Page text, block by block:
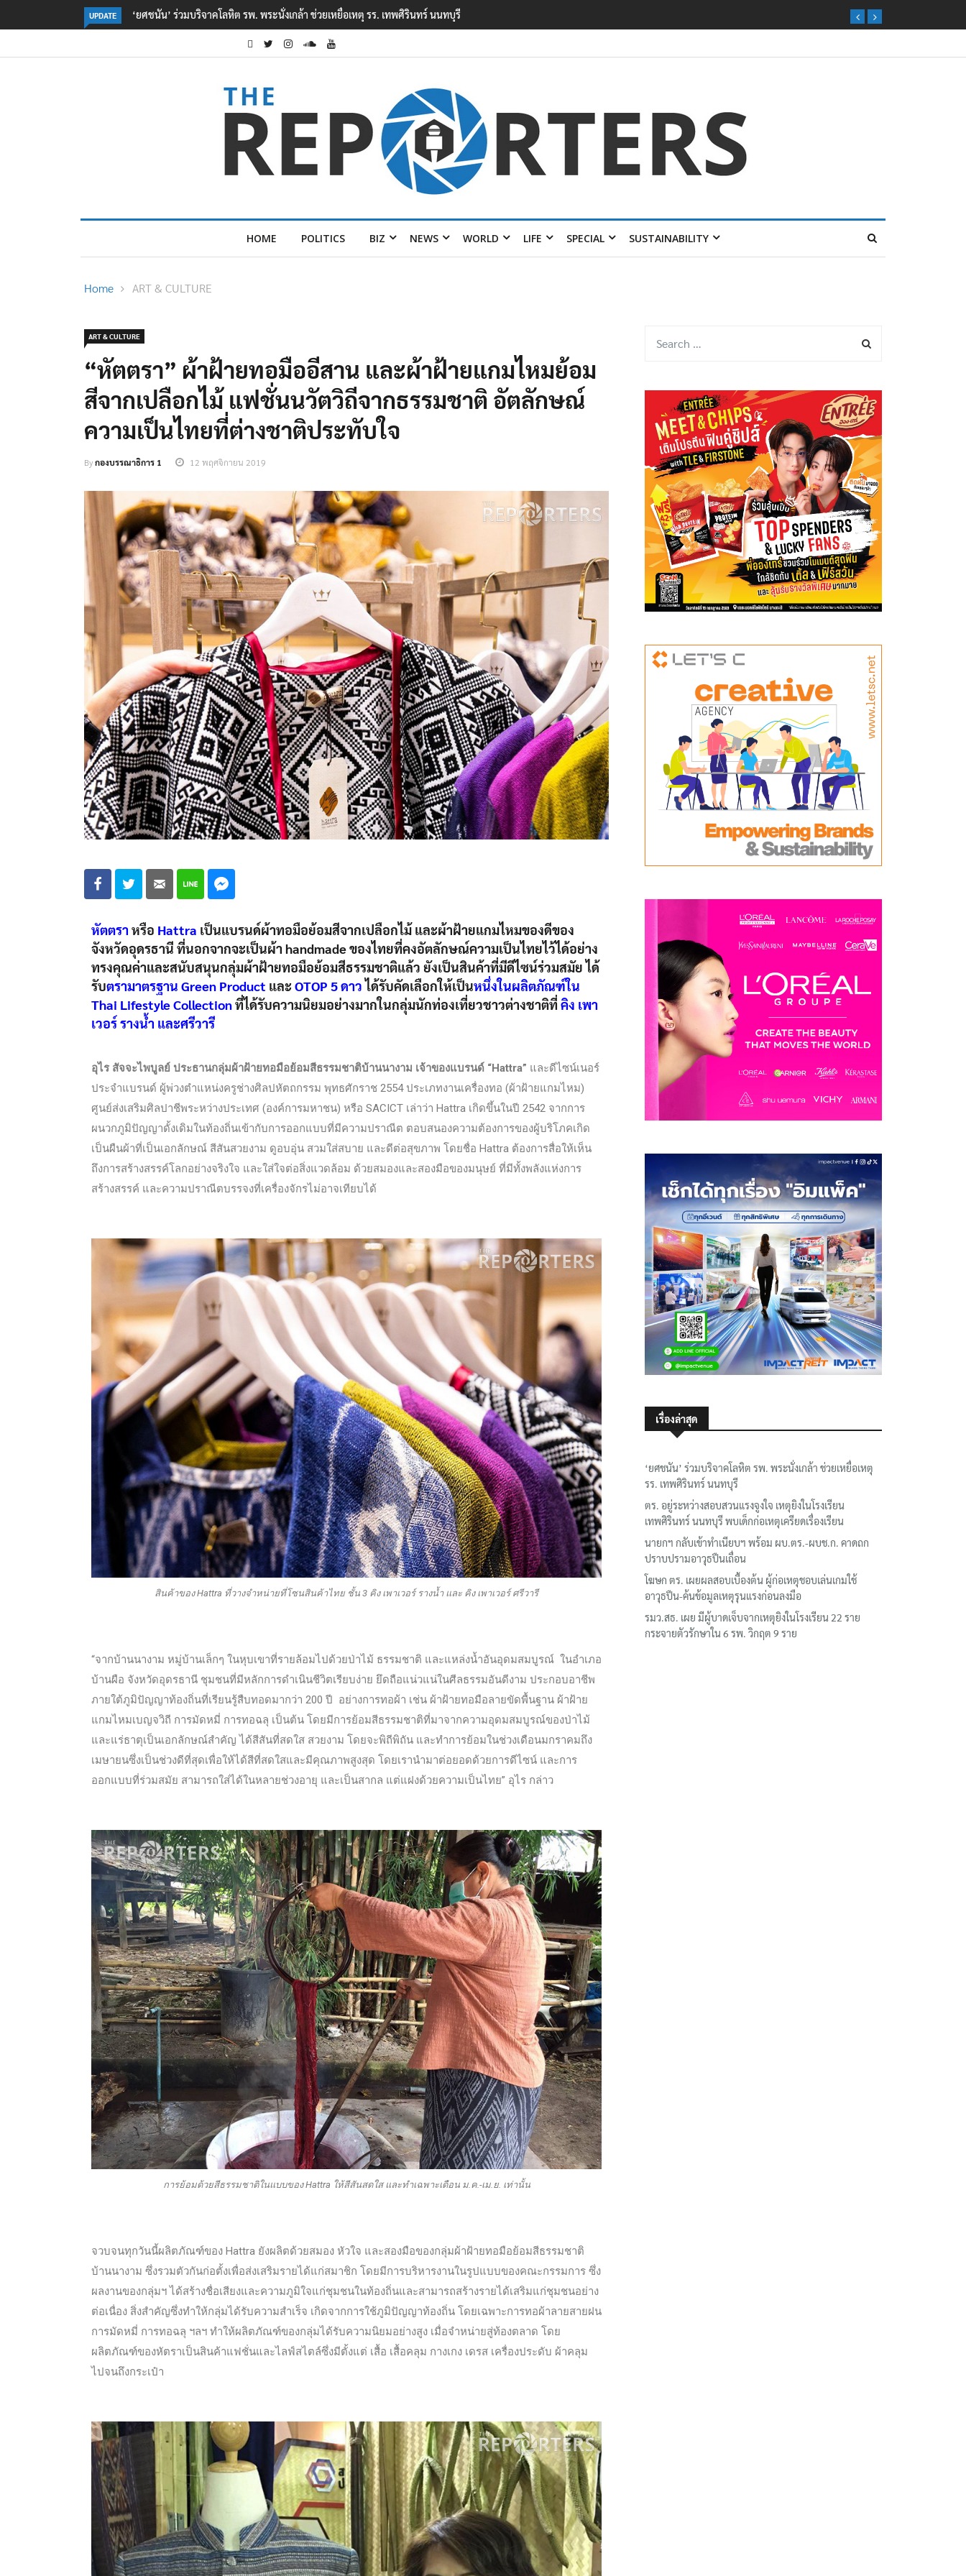
UPDATE ตร. อยู่ระหว่างสอบสวนแรงจูงใจ เหตุยิงในโรงเรียนเทพศิรินทร์ นนทบุรี พบเด็กก่อเหตุเครียดเรื่องเรียน
HOME POLITICS BIZ NEWS WORLD LIFE SPECIAL SUSTAINABILITY
Home ART & CULTURE
ART & CULTURE
“หัตตรา” ผ้าฝ้ายทอมืออีสาน และผ้าฝ้ายแกมไหมย้อม
สีจากเปลือกไม้ แฟชั่นนวัตวิถีจากธรรมชาติ อัตลักษณ์
ความเป็นไทยที่ต่างชาติประทับใจ
Byกองบรรณาธิการ 1 12 พฤศจิกายน 2019
หัตตรา หรือ Hattra เป็นแบรนด์ผ้าทอมือย้อมสีจากเปลือกไม้ และผ้าฝ้ายแกมไหมของดีของ
จังหวัดอุดรธานี ที่นอกจากจะเป็นผ้า handmade ของไทยที่คงอัตลักษณ์ความเป็นไทยไว้ได้อย่าง
ทรงคุณค่าและสนับสนุนกลุ่มผ้าฝ้ายทอมือย้อมสีธรรมชาติแล้ว ยังเป็นสินค้าที่มีดีไซน์ร่วมสมัย ได้
รับตรามาตรฐาน Green Product และOTOP 5 ดาวได้รับคัดเลือกให้เป็นหนึ่งในผลิตภัณฑ์ใน
Thai Lifestyle Collectionที่ได้รับความนิยมอย่างมากในกลุ่มนักท่องเที่ยวชาวต่างชาติที่ คิง เพา
เวอร์ รางน้ำ และศรีวารี
อุไร สัจจะไพบูลย์ ประธานกลุ่มผ้าฝ้ายทอมือย้อมสีธรรมชาติบ้านนางาม เจ้าของแบรนด์ “Hattra” และดีไซน์เนอร์
ประจำแบรนด์ ผู้พ่วงตำแหน่งครูช่างศิลปหัตถกรรม พุทธศักราช 2554 ประเภทงานเครื่องทอ (ผ้าฝ้ายแกมไหม)
ศูนย์ส่งเสริมศิลปาชีพระหว่างประเทศ (องค์การมหาชน) หรือ SACICT เล่าว่า Hattra เกิดขึ้นในปี 2542 จากการ
ผนวกภูมิปัญญาดั้งเดิมในท้องถิ่นเข้ากับการออกแบบที่มีความปราณีต ตอบสนองความต้องการของผู้บริโภคเกิด
เป็นผืนผ้าที่เป็นเอกลักษณ์ สีสันสวยงาม ดูอบอุ่น สวมใส่สบาย และดีต่อสุขภาพ โดยชื่อ Hattra ต้องการสื่อให้เห็น
ถึงการสร้างสรรค์โลกอย่างจริงใจ และใส่ใจต่อสิ่งแวดล้อม ด้วยสมองและสองมือของมนุษย์ ที่มีทั้งพลังแห่งการ
สร้างสรรค์ และความปราณีตบรรจงที่เครื่องจักรไม่อาจเทียบได้
สินค้าของ Hattra ที่วางจำหน่ายที่โซนสินค้าไทย ชั้น 3 คิง เพาเวอร์ รางน้ำ และ คิง เพาเวอร์ ศรีวารี
“จากบ้านนางาม หมู่บ้านเล็กๆ ในหุบเขาที่รายล้อมไปด้วยป่าไม้ ธรรมชาติ และแหล่งน้ำอันอุดมสมบูรณ์ ในอำเภอ
บ้านผือ จังหวัดอุดรธานี ชุมชนที่มีหลักการดำเนินชีวิตเรียบง่าย ยึดถือแน่วแน่ในศีลธรรมอันดีงาม ประกอบอาชีพ
ภายใต้ภูมิปัญญาท้องถิ่นที่เรียนรู้สืบทอดมากว่า 200 ปี อย่างการทอผ้า เช่น ผ้าฝ้ายทอมือลายขัดพื้นฐาน ผ้าฝ้าย
แกมไหมเบญจวิถี การมัดหมี่ การทอฉลุ เป็นต้น โดยมีการย้อมสีธรรมชาติที่มาจากความอุดมสมบูรณ์ของป่าไม้
และแร่ธาตุเป็นเอกลักษณ์สำคัญ ได้สีสันที่สดใส สวยงาม โดยจะพิถีพิถัน และทำการย้อมในช่วงเดือนมกราคมถึง
เมษายนซึ่งเป็นช่วงดีที่สุดเพื่อให้ได้สีที่สดใสและมีคุณภาพสูงสุด โดยเรานำมาต่อยอดด้วยการดีไซน์ และการ
ออกแบบที่ร่วมสมัย สามารถใส่ได้ในหลายช่วงอายุ และเป็นสากล แต่แฝงด้วยความเป็นไทย” อุไร กล่าว
การย้อมด้วยสีธรรมชาติในแบบของ Hattra ให้สีสันสดใส และทำเฉพาะเดือน ม.ค.-เม.ย. เท่านั้น
จวบจนทุกวันนี้ผลิตภัณฑ์ของ Hattra ยังผลิตด้วยสมอง หัวใจ และสองมือของกลุ่มผ้าฝ้ายทอมือย้อมสีธรรมชาติ
บ้านนางาม ซึ่งรวมตัวกันก่อตั้งเพื่อส่งเสริมรายได้แก่สมาชิก โดยมีการบริหารงานในรูปแบบของคณะกรรมการ ซึ่ง
ผลงานของกลุ่มฯ ได้สร้างชื่อเสียงและความภูมิใจแก่ชุมชนในท้องถิ่นและสามารถสร้างรายได้เสริมแก่ชุมชนอย่าง
ต่อเนื่อง สิ่งสำคัญซึ่งทำให้กลุ่มได้รับความสำเร็จ เกิดจากการใช้ภูมิปัญญาท้องถิ่น โดยเฉพาะการทอผ้าลายสายฝน
การมัดหมี่ การทอฉลุ ฯลฯ ทำให้ผลิตภัณฑ์ของกลุ่มได้รับความนิยมอย่างสูง เมื่อจำหน่ายสู่ท้องตลาด โดย
ผลิตภัณฑ์ของหัตราเป็นสินค้าแฟชั่นและไลฟ์สไตล์ซึ่งมีตั้งแต่ เสื้อ เสื้อคลุม กางเกง เดรส เครื่องประดับ ผ้าคลุม
ไปจนถึงกระเป๋า
เรื่องล่าสุด
‘ยศชนัน’ ร่วมบริจาคโลหิต รพ. พระนั่งเกล้า ช่วยเหยื่อเหตุ
รร. เทพศิรินทร์ นนทบุรี
ตร. อยู่ระหว่างสอบสวนแรงจูงใจ เหตุยิงในโรงเรียน
เทพศิรินทร์ นนทบุรี พบเด็กก่อเหตุเครียดเรื่องเรียน
นายกฯ กลับเข้าทำเนียบฯ พร้อม ผบ.ตร.-ผบช.ก. คาดถก
ปราบปรามอาวุธปืนเถื่อน
โฆษก ตร. เผยผลสอบเบื้องต้น ผู้ก่อเหตุชอบเล่นเกมใช้
อาวุธปืน-ค้นข้อมูลเหตุรุนแรงก่อนลงมือ
รมว.สธ. เผย มีผู้บาดเจ็บจากเหตุยิงในโรงเรียน 22 ราย
กระจายตัวรักษาใน 6 รพ. วิกฤต 9 ราย